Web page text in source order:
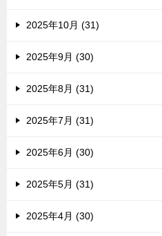
2025年10月 (31)
2025年9月 (30)
2025年8月 (31)
2025年7月 (31)
2025年6月 (30)
2025年5月 (31)
2025年4月 (30)